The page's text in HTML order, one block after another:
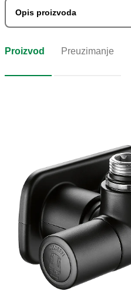
Opis proizvoda
Proizvod Preuzimanje